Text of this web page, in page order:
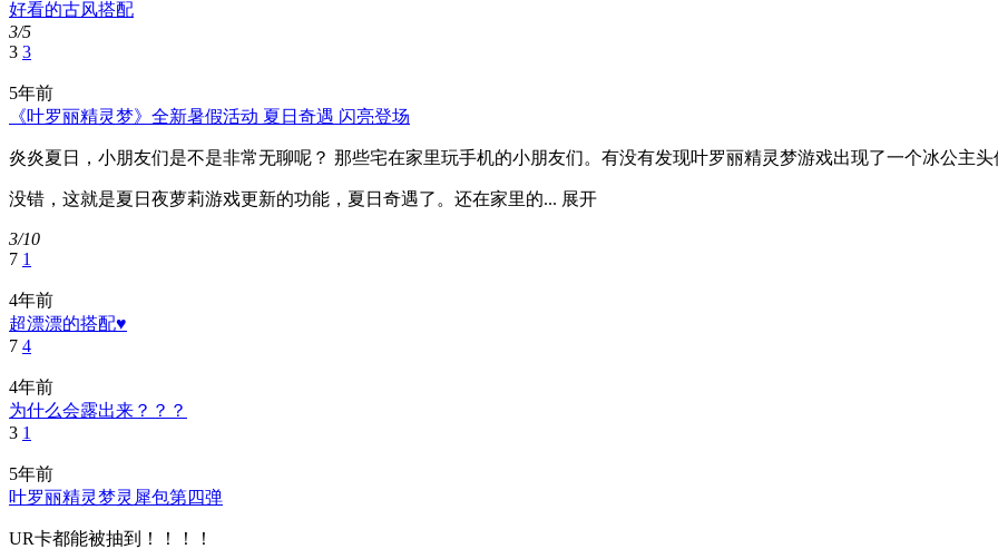
好看的古风搭配
3/5
3 3
5年前
《叶罗丽精灵梦》全新暑假活动 夏日奇遇 闪亮登场
炎炎夏日，小朋友们是不是非常无聊呢？ 那些宅在家里玩手机的小朋友们。有没有发现叶罗丽精灵梦游戏出现了一个冰公主头
没错，这就是夏日夜萝莉游戏更新的功能，夏日奇遇了。还在家里的... 展开
3/10
7 1
4年前
超漂漂的搭配♥
7 4
4年前
为什么会露出来？？？
3 1
5年前
叶罗丽精灵梦灵犀包第四弹
UR卡都能被抽到！！！！